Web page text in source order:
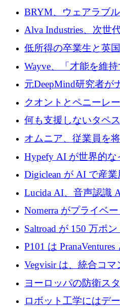
の可視化のために 50
BRYM、ウェアラブ
クプラットフォーム
Alva Industries、次世
大に 1,600 万ユーロ
低所得の卒業生と英
るためにCommon Path
Wayve、「才能を維
8,500万ドルの株式公
元DeepMind研究者が
ントを拡張するため
記録を獲得
クオントとペニーレ
テックの友人と敵
何も支援しないタペ
ルの資金を調達、ロ
オムニア、従業員を
するために Firedrop
Hypefy AI が世界的
ンペーンを自動化す
720 万ドルを調達
Digiclean が AI で産
めに 250 万ユーロを
Lucida AI、音声認識
ドラウンドを終了
Nomerra がプライベ
動化するために 200
Saltroad が 150 万ポ
フォーム Ogma を買
P101 は
のファンドによりシ
Vegvisir は、統合コ
を通じて関連する無
めの資金を調達します
ヨーロッパの防衛ス
ムとなったハッカソン
ロボット工学にはデ